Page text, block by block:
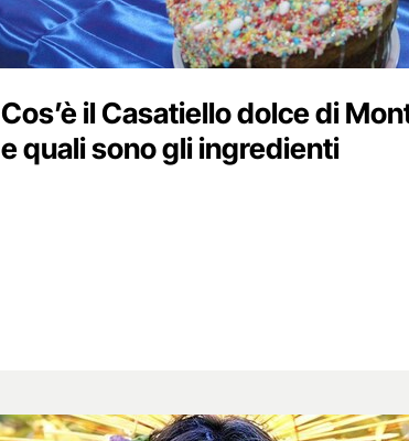
Cos’è il Casatiello dolce di
e quali sono gli ingredienti